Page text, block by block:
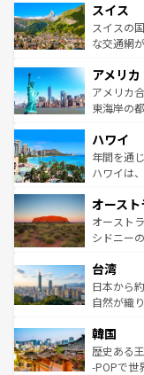
れる地方
を参照し
は、お酒好き
ドイツ情
リアごと
ティー、
戦など、
ンツ一覧
スイス
スイスの
な交通網
の建物が
博物館も
ことがで
ば市内交通
着のスイ
アメリカ
アメリカ
東海岸の
のような
ンメント
西部には
部のニュ
文化が魅
しみなが
ならではの贅沢
情報はコ
ハワイ
年間を通
ハワイは
ワイ島は
島だが、
おすすめ
れるおも
人々、お
ク、伝統
ワイを、存分に味
はコンテ
オース
オースト
シドニー
リアリー
ク）、タ
ど、見ど
いる。ア
ビング、
い。オー
台湾
日本から
自然が織
ン）、静
と山間の
驚きをも
韓国
歴史ある
-POPで世